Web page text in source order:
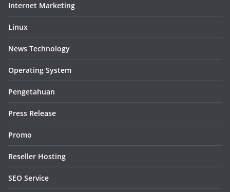
Internet Marketing
Linux
News Technology
Operating System
Pengetahuan
Press Release
Promo
Reseller Hosting
SEO Service